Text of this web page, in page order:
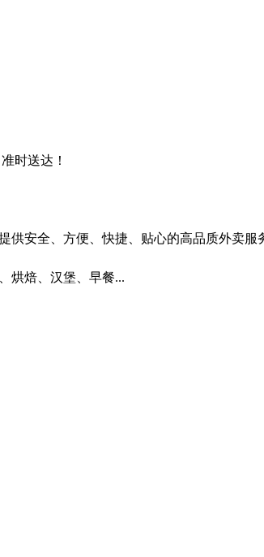
时送达！
供安全、方便、快捷、贴心的高品质外卖服
烘焙、汉堡、早餐...